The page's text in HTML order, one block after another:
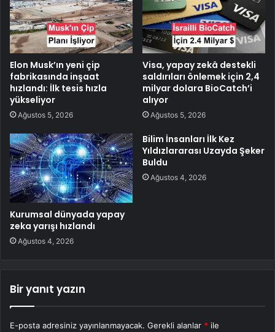
Elon Musk’ın yeni çip
fabrikasında inşaat
hızlandı: İlk tesis hızla
yükseliyor
Ağustos 5, 2026
Visa, yapay zekâ destekli
saldırıları önlemek için 2,4
milyar dolara BioCatch’i
alıyor
Ağustos 5, 2026
Kurumsal dünyada yapay
zeka yarışı hızlandı
Ağustos 4, 2026
Bilim İnsanları İlk Kez
Yıldızlararası Uzayda Şeker
Buldu
Ağustos 4, 2026
Bir yanıt yazın
E-posta adresiniz yayınlanmayacak. Gerekli alanlar * ile